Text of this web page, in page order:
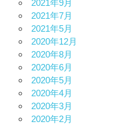
2021年9月
2021年7月
2021年5月
2020年12月
2020年8月
2020年6月
2020年5月
2020年4月
2020年3月
2020年2月